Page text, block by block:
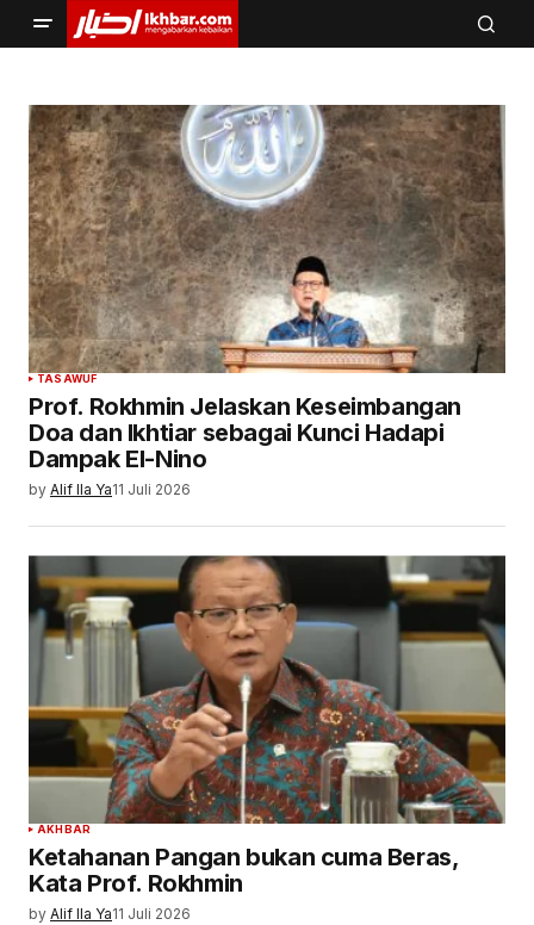
TASAWUF
Prof. Rokhmin Jelaskan Keseimbangan
Doa dan Ikhtiar sebagai Kunci Hadapi
Dampak El-Nino
by Alif Ila Ya11 Juli 2026
AKHBAR
Ketahanan Pangan bukan cuma Beras,
Kata Prof. Rokhmin
by Alif Ila Ya11 Juli 2026